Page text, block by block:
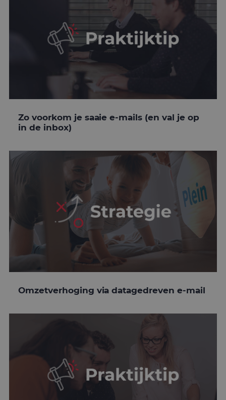
Zo voorkom je saaie e-mails (en val je op
in de inbox)
Omzetverhoging via datagedreven e-mail